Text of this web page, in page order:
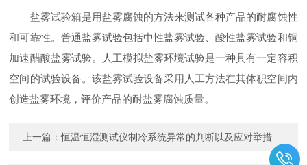
盐雾试验箱是用盐雾腐蚀的方法来测试各种产品的耐腐蚀性
和可靠性。普通盐雾试验包括中性盐雾试验、酸性盐雾试验和铜
加速醋酸盐雾试验。人工模拟盐雾环境试验是一种具有一定容积
空间的试验设备。该盐雾试验设备采用人工方法在其体积空间内
创造盐雾环境，评价产品的耐盐雾腐蚀质量。
上一篇：恒温恒湿测试仪制冷系统异常的判断以及应对举措